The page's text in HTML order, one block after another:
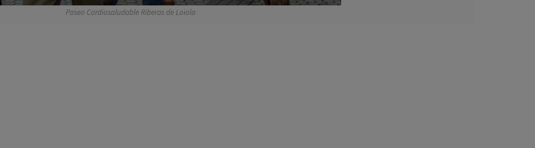
Paseo Cardiosaludable Riberas de Loiola